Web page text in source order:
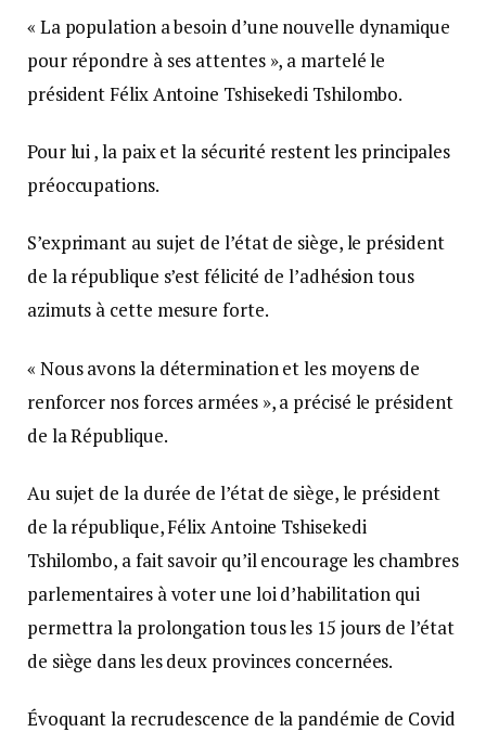
« La population a besoin d’une nouvelle dynamique
pour répondre à ses attentes », a martelé le
président Félix Antoine Tshisekedi Tshilombo.
Pour lui , la paix et la sécurité restent les principales
préoccupations.
S’exprimant au sujet de l’état de siège, le président
de la république s’est félicité de l’adhésion tous
azimuts à cette mesure forte.
« Nous avons la détermination et les moyens de
renforcer nos forces armées », a précisé le président
de la République.
Au sujet de la durée de l’état de siège, le président
de la république, Félix Antoine Tshisekedi
Tshilombo, a fait savoir qu’il encourage les chambres
parlementaires à voter une loi d’habilitation qui
permettra la prolongation tous les 15 jours de l’état
de siège dans les deux provinces concernées.
Évoquant la recrudescence de la pandémie de Covid